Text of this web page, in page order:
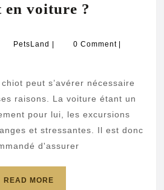
en voiture ?
chiot
en
voiture
?
PetsLand PetsLand0 Comment
peut s’avérer nécessaire
raisons. La voiture étant un
pour lui, les excursions
et stressantes. Il est donc
d'assurer
READ MOREREAD